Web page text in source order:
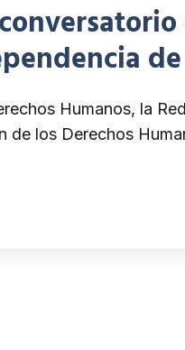
Humanos, la
de los Derechos